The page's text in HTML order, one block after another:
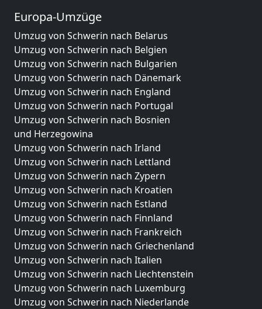
Europa-Umzüge
Umzug von Schwerin nach Belarus
Umzug von Schwerin nach Belgien
Umzug von Schwerin nach Bulgarien
Umzug von Schwerin nach Dänemark
Umzug von Schwerin nach England
Umzug von Schwerin nach Portugal
Umzug von Schwerin nach Bosnien
und Herzegowina
Umzug von Schwerin nach Irland
Umzug von Schwerin nach Lettland
Umzug von Schwerin nach Zypern
Umzug von Schwerin nach Kroatien
Umzug von Schwerin nach Estland
Umzug von Schwerin nach Finnland
Umzug von Schwerin nach Frankreich
Umzug von Schwerin nach Griechenland
Umzug von Schwerin nach Italien
Umzug von Schwerin nach Liechtenstein
Umzug von Schwerin nach Luxemburg
Umzug von Schwerin nach Niederlande